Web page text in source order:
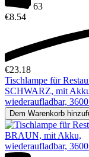
63
€8.54
€23.18
Tischlampe für
SCHWARZ, mit
wiederaufladbar,
Dem Warenkorb